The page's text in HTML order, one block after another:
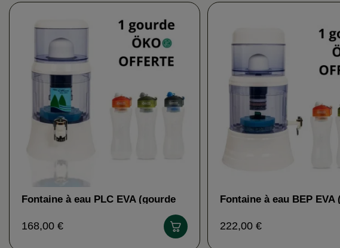
Fontaine à eau PLC EVA (gourde
168,00 €
Fontaine à eau BEP EVA
222,00 €